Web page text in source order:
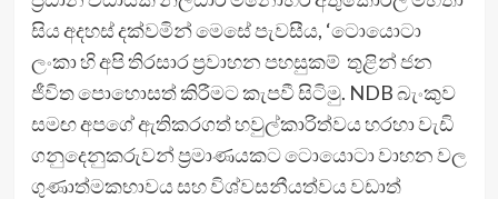
සිය අදහස් දක්වමින් මෙසේ පැවසීය, ‘ටොයොටා
ලංකා හි අපි තිරසාර ප‍්‍රවාහන පහසුකම් තුළින් ජන
ජීවිත පොහොසත් කිරීමට කැපවී සිටිමු. NDB බැංකුව
සමඟ අපගේ ඇතිකරගත් හවුල්කාරිත්වය හරහා වැඩි
ගනුදෙනුකරුවන් ප‍්‍රමාණයකට ටොයොටා වාහන වල
ගුණාත්මකභාවය සහ විශ්වසනීයත්වය වඩාත්